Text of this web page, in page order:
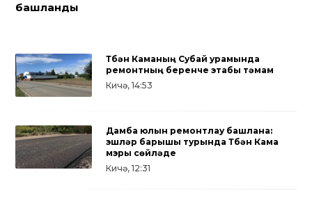
башланды
Түбән Каманың Субай урамында
ремонтның беренче этабы тәмам
Кичә, 14:53
Дамба юлын ремонтлау башлана:
эшләр барышы турында Түбән Кама
мэры сөйләде
Кичә, 12:31